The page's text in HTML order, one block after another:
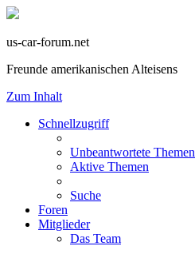
us-car-forum.net
Freunde amerikanischen Alteisens
Zum Inhalt
Schnellzugriff
Unbeantwortete Themen
Aktive Themen
Suche
Foren
Mitglieder
Das Team